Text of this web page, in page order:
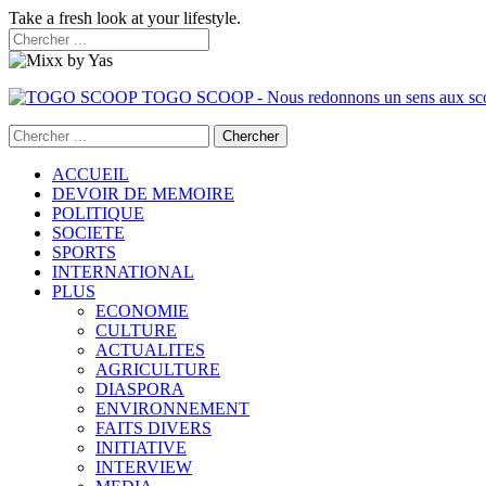
Take a fresh look at your lifestyle.
TOGO SCOOP - Nous redonnons un sens aux
ACCUEIL
DEVOIR DE MEMOIRE
POLITIQUE
SOCIETE
SPORTS
INTERNATIONAL
PLUS
ECONOMIE
CULTURE
ACTUALITES
AGRICULTURE
DIASPORA
ENVIRONNEMENT
FAITS DIVERS
INITIATIVE
INTERVIEW